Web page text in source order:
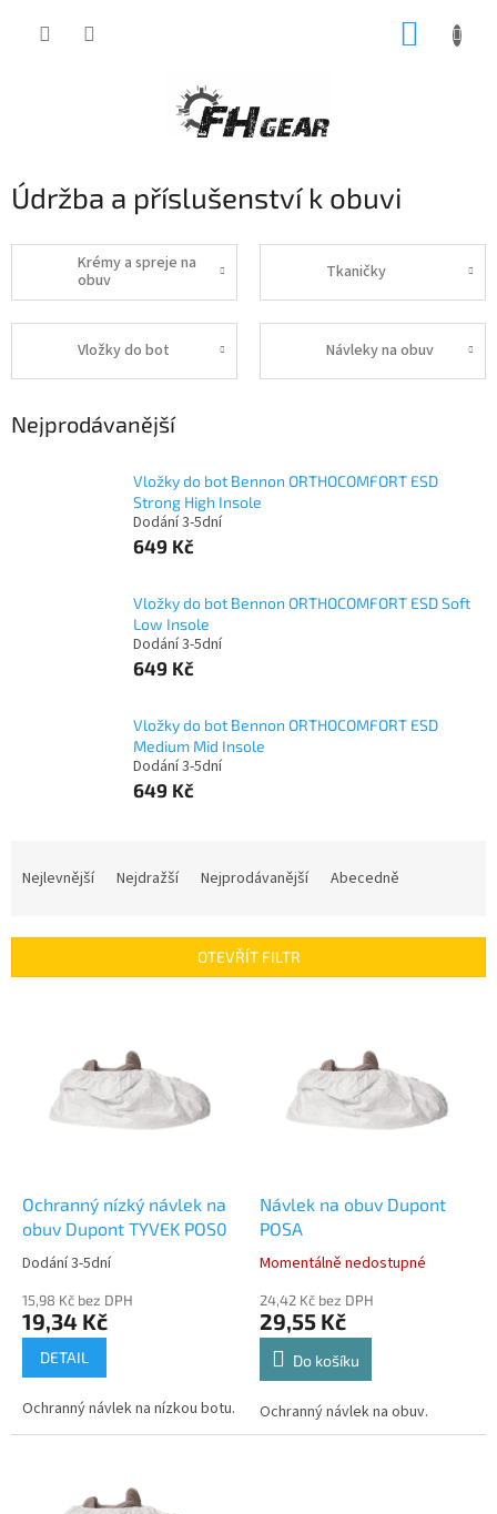
Údržba a příslušenství k obuvi
Krémy a spreje na
obuv
Tkaničky
Vložky do bot Návleky na obuv
Nejprodávanější
Vložky do bot Bennon ORTHOCOMFORT ESD
Strong High Insole
Dodání 3-5dní
649 Kč
Vložky do bot Bennon ORTHOCOMFORT ESD Soft
Low Insole
Dodání 3-5dní
649 Kč
Vložky do bot Bennon ORTHOCOMFORT ESD
Medium Mid Insole
Dodání 3-5dní
649 Kč
í
Nejlevnější Nejdražší Nejprodávanější Abecedně
OTEVŘÍT FILTR
Ochranný nízký návlek na
obuv Dupont TYVEK POS0
Dodání 3-5dní
15,98 Kč bez DPH
19,34 Kč
DETAIL
Ochranný návlek na nízkou botu.
Návlek na obuv Dupont
POSA
Momentálně nedostupné
24,42 Kč bez DPH
29,55 Kč
Do košíku
Ochranný návlek na obuv.